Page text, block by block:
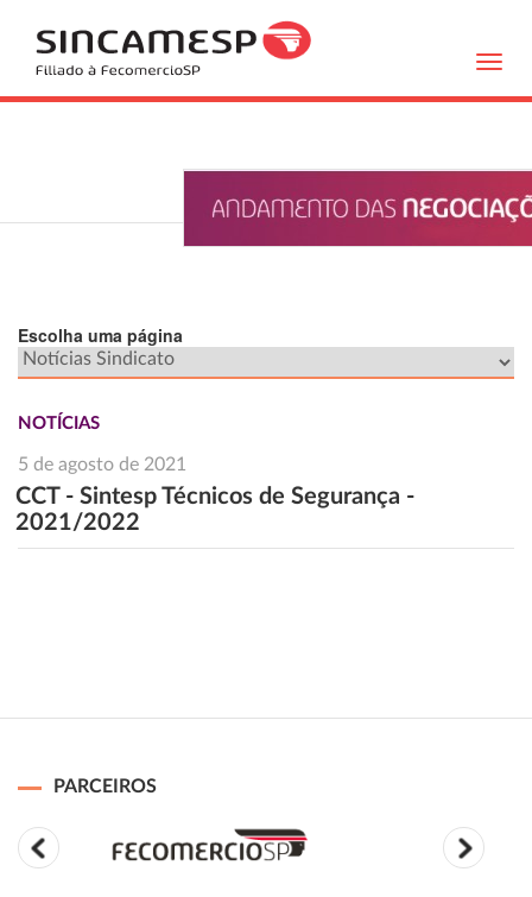
Escolha uma página
NOTÍCIAS
5 de agosto de 2021
CCT - Sintesp Técnicos de Segurança -
2021/2022
PARCEIROS